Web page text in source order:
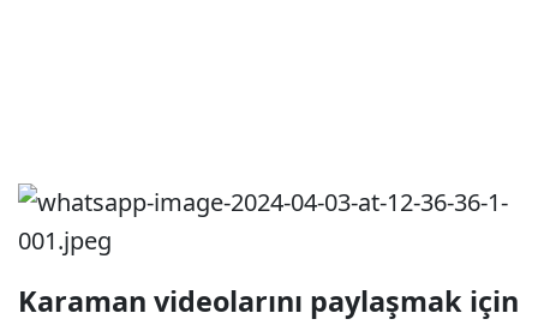
Karaman videolarını paylaşmak için